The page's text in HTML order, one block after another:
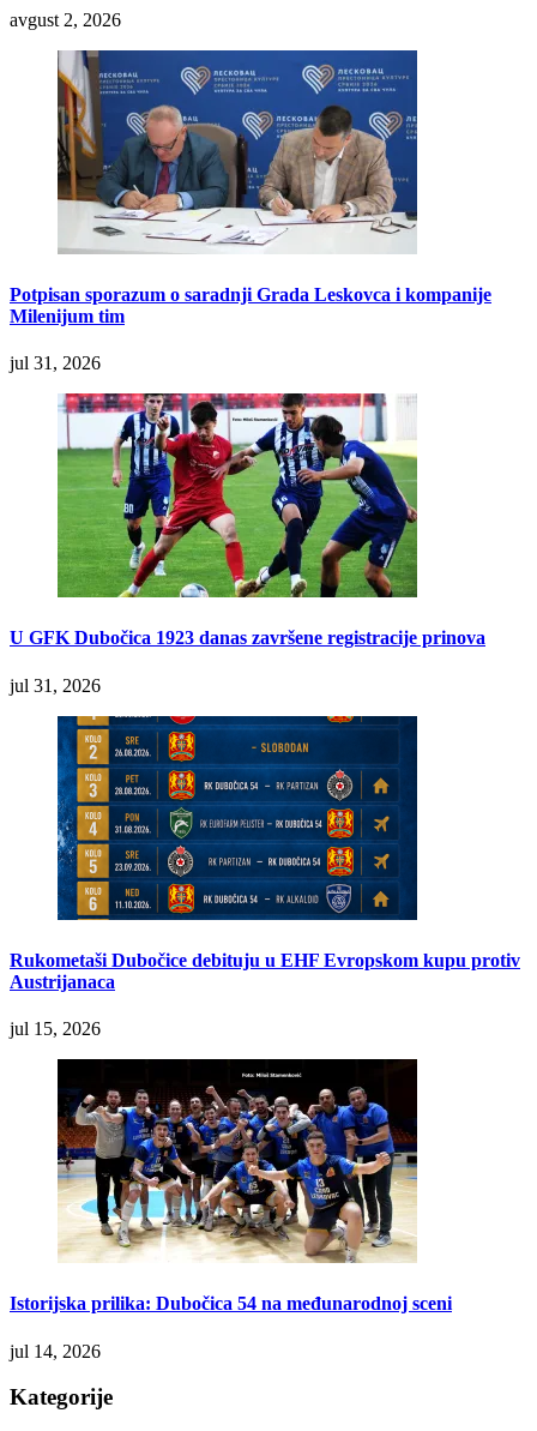
avgust 2, 2026
Potpisan sporazum o saradnji Grada Leskovca i kompanije
Milenijum tim
jul 31, 2026
U GFK Dubočica 1923 danas završene registracije prinova
jul 31, 2026
Rukometaši Dubočice debituju u EHF Evropskom kupu protiv
Austrijanaca
jul 15, 2026
Istorijska prilika: Dubočica 54 na međunarodnoj sceni
jul 14, 2026
Kategorije